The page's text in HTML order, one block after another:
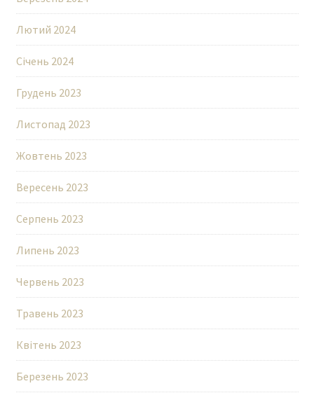
Лютий 2024
Січень 2024
Грудень 2023
Листопад 2023
Жовтень 2023
Вересень 2023
Серпень 2023
Липень 2023
Червень 2023
Травень 2023
Квітень 2023
Березень 2023